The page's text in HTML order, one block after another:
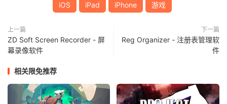
iOS iPad iPhone 游戏
上一篇
ZD Soft Screen Recorder - 屏
幕录像软件
下一篇
Reg Organizer - 注册表管理软
件
相关限免推荐